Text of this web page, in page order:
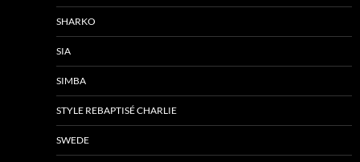
SHARKO
SIA
SIMBA
STYLE REBAPTISÉ CHARLIE
SWEDE